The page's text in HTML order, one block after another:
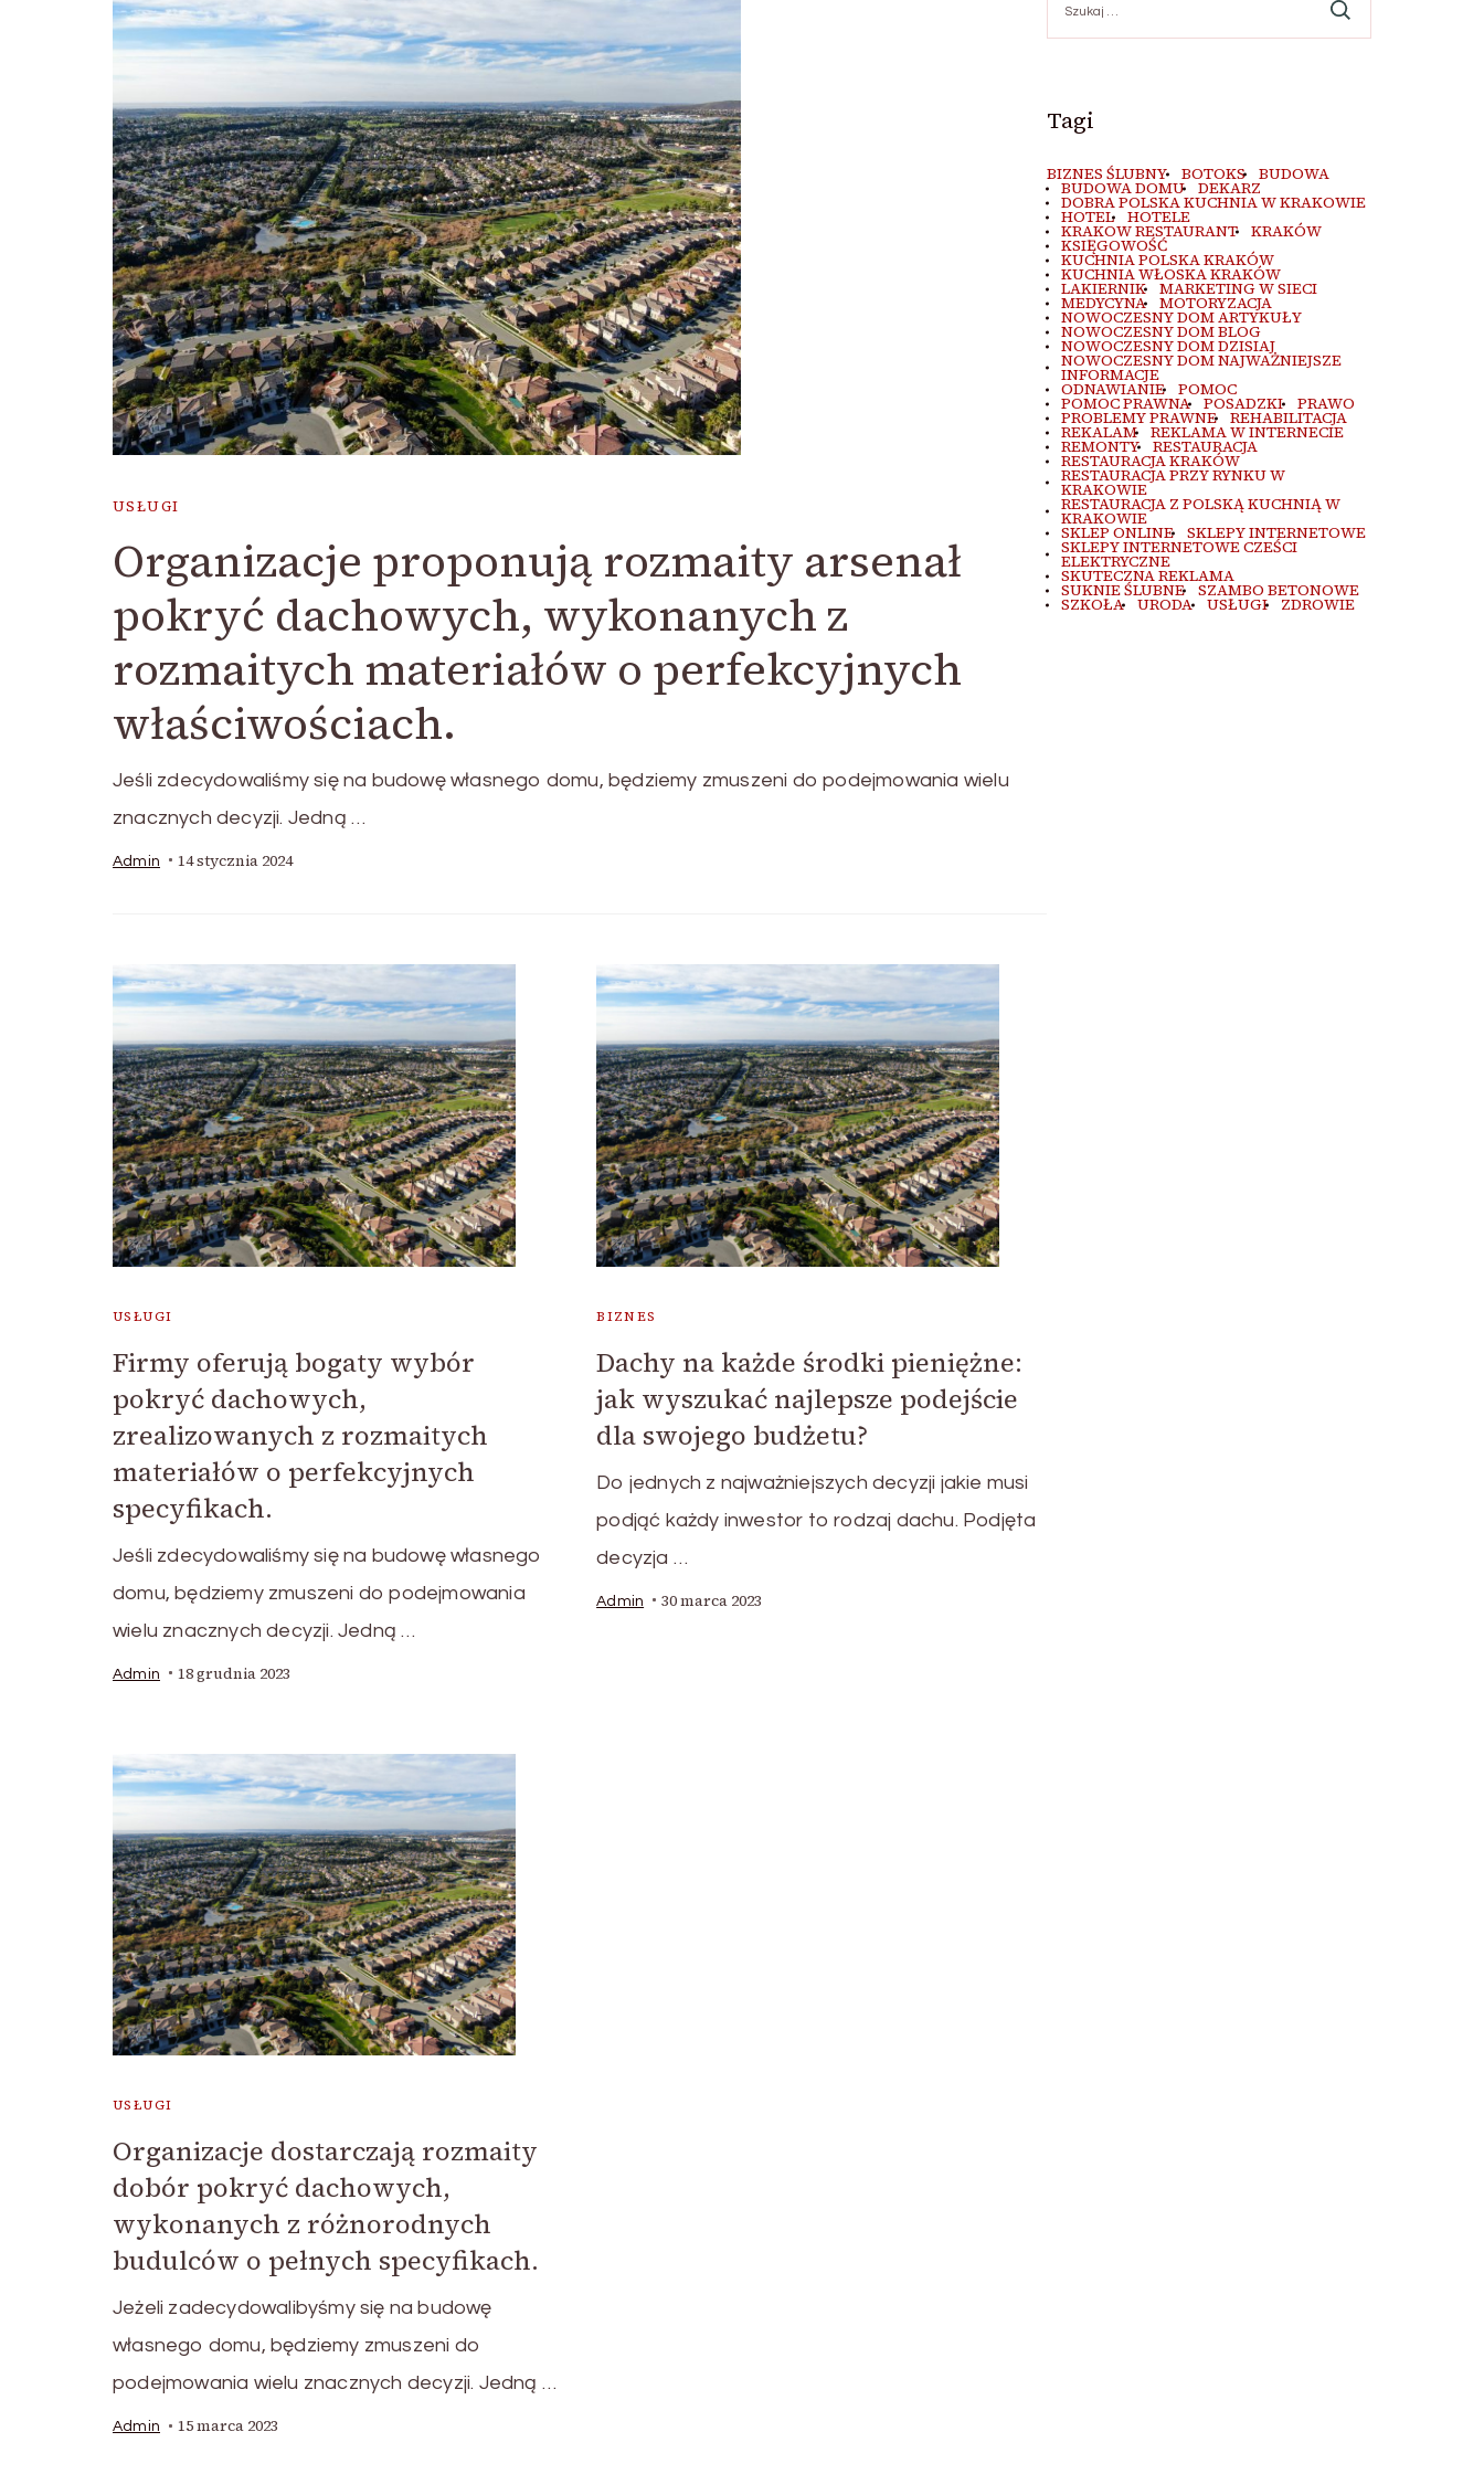
USŁUGI
Organizacje proponują rozmaity arsenał
pokryć dachowych, wykonanych z
rozmaitych materiałów o perfekcyjnych
właściwościach.
Jeśli zdecydowaliśmy się na budowę własnego domu, będziemy zmuszeni do podejmowania wielu
znacznych decyzji. Jedną …
Admin 14 stycznia 2024
USŁUGI
Firmy oferują bogaty wybór
pokryć dachowych,
zrealizowanych z rozmaitych
materiałów o perfekcyjnych
specyfikach.
Jeśli zdecydowaliśmy się na budowę własnego
domu, będziemy zmuszeni do podejmowania
wielu znacznych decyzji. Jedną …
Admin 18 grudnia 2023
BIZNES
Dachy na każde środki pieniężne:
jak wyszukać najlepsze podejście
dla swojego budżetu?
Do jednych z najważniejszych decyzji jakie musi
podjąć każdy inwestor to rodzaj dachu. Podjęta
decyzja …
Admin 30 marca 2023
USŁUGI
Organizacje dostarczają rozmaity
dobór pokryć dachowych,
wykonanych z różnorodnych
budulców o pełnych specyfikach.
Jeżeli zadecydowalibyśmy się na budowę
własnego domu, będziemy zmuszeni do
podejmowania wielu znacznych decyzji. Jedną …
Admin 15 marca 2023
Tagi
BIZNES ŚLUBNY BOTOKS BUDOWA
BUDOWA DOMU DEKARZ
DOBRA POLSKA KUCHNIA W KRAKOWIE
HOTEL HOTELE
KRAKOW RESTAURANT KRAKÓW
KSIĘGOWOŚĆ
KUCHNIA POLSKA KRAKÓW
KUCHNIA WŁOSKA KRAKÓW
LAKIERNIK MARKETING W SIECI
MEDYCYNA MOTORYZACJA
NOWOCZESNY DOM ARTYKUŁY
NOWOCZESNY DOM BLOG
NOWOCZESNY DOM DZISIAJ
NOWOCZESNY DOM NAJWAŻNIEJSZE
INFORMACJE
ODNAWIANIE POMOC
POMOC PRAWNA POSADZKI PRAWO
PROBLEMY PRAWNE REHABILITACJA
REKALAM REKLAMA W INTERNECIE
REMONTY RESTAURACJA
RESTAURACJA KRAKÓW
RESTAURACJA PRZY RYNKU W
KRAKOWIE
RESTAURACJA Z POLSKĄ KUCHNIĄ W
KRAKOWIE
SKLEP ONLINE SKLEPY INTERNETOWE
SKLEPY INTERNETOWE CZEŚCI
ELEKTRYCZNE
SKUTECZNA REKLAMA
SUKNIE ŚLUBNE SZAMBO BETONOWE
SZKOŁA URODA USŁUGI ZDROWIE